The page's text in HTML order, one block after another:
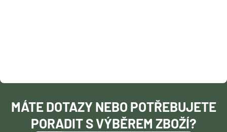
T
MÁTE DOTAZY NEBO POTŘEBUJETE
PORADIT S VÝBĚREM ZBOŽÍ?